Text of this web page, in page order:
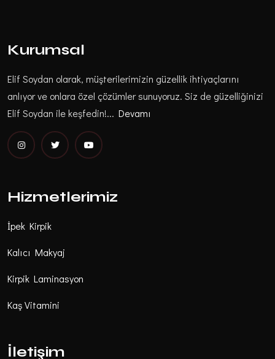
Kurumsal
Elif Soydan olarak, müşterilerimizin güzellik ihtiyaçlarını
anlıyor ve onlara özel çözümler sunuyoruz. Siz de güzelliğinizi
Elif Soydan ile keşfedin!... Devamı
Hizmetlerimiz
İpek Kirpik
Kalıcı Makyaj
Kirpik Laminasyon
Kaş Vitamini
İletişim